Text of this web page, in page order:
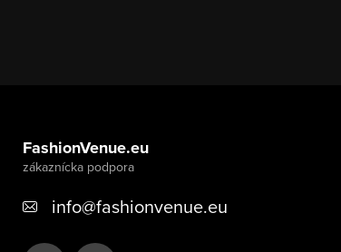
FashionVenue.eu
info@fashionvenue.eu